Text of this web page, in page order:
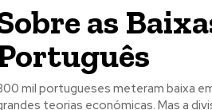
as
mil portugueses meteram baixa
teorias económicas. Mas a